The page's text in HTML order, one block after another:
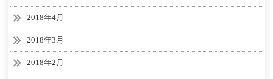
2018年4月
2018年3月
2018年2月